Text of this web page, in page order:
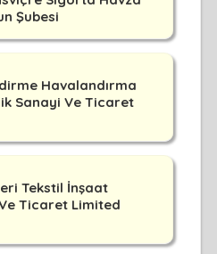
Şubesi
Havalandırma
Sanayi Ve Ticaret
Tekstil İnşaat
Ticaret Limited